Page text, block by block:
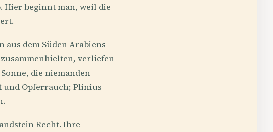
Hier beginnt man, weil die
dem Süden Arabiens
verliefen
die niemanden
und Opferrauch; Plinius
Recht. Ihre